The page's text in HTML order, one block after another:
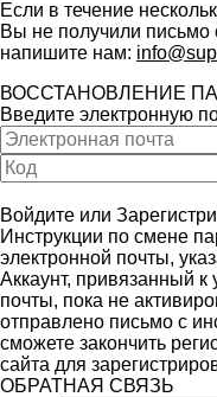
Если в течение
Вы не получили письмо
напишите нам:
ВОССТАНОВЛЕНИЕ
Введите электронную
Войдите или
Инструкции по смене
электронной почты,
Аккаунт, привязанный к
почты, пока не
отправлено письмо с
сможете закончить
сайта для
ОБРАТНАЯ СВЯЗЬ